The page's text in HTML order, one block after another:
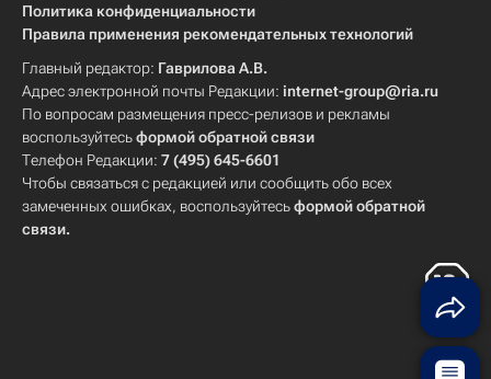
Политика конфиденциальности
Правила применения рекомендательных технологий
Главный редактор: Гаврилова А.В.
Адрес электронной почты Редакции: internet-group@ria.ru
По вопросам размещения пресс-релизов и рекламы
воспользуйтесьформой обратной связи
Телефон Редакции: 7 (495) 645-6601
Чтобы связаться с редакцией или сообщить обо всех
замеченных ошибках, воспользуйтесьформой обратной
связи.